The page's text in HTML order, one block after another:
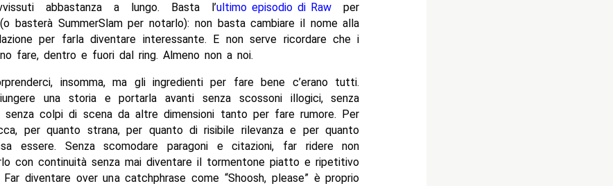
abbastanza a lungo. Basta l’ultimo episodio di Raw per
basterà SummerSlam per notarlo): non basta cambiare il nome alla
per farla diventare interessante. E non serve ricordare che i
fare, dentro e fuori dal ring. Almeno non a noi.
insomma, ma gli ingredienti per fare bene c’erano tutti.
una storia e portarla avanti senza scossoni illogici, senza
senza colpi di scena da altre dimensioni tanto per fare rumore. Per
per quanto strana, per quanto di risibile rilevanza e per quanto
essere. Senza scomodare paragoni e citazioni, far ridere non
con continuità senza mai diventare il tormentone piatto e ripetitivo
diventare over una catchphrase come “Shoosh, please” è proprio